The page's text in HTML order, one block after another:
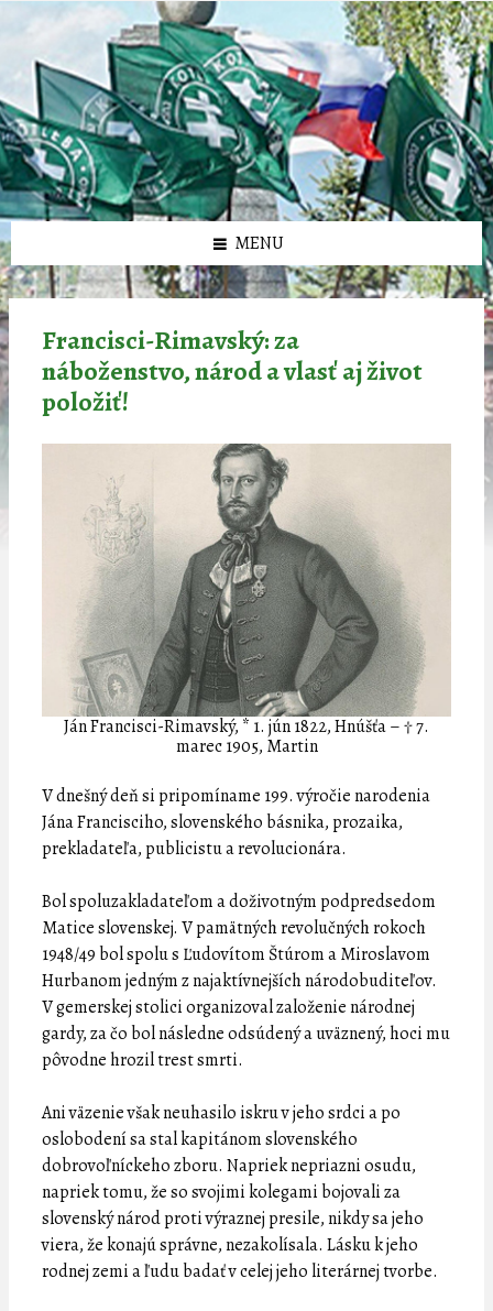
олимп казино
Preskočiť
Preskočiť
panel
Preskočiť
panel
Preskočiť
MENU
Francisci-Rimavský: za
náboženstvo, národ a vlasť aj život
položiť!
Ján Francisci-Rimavský, * 1. jún 1822, Hnúšťa – † 7.
marec 1905, Martin
V dnešný deň si pripomíname 199. výročie narodenia
Jána Francisciho, slovenského básnika, prozaika,
prekladateľa, publicistu a revolucionára.
Bol spoluzakladateľom a doživotným podpredsedom
Matice slovenskej. V pamätných revolučných rokoch
1948/49 bol spolu s Ľudovítom Štúrom a Miroslavom
Hurbanom jedným z najaktívnejších národobuditeľov.
V gemerskej stolici organizoval založenie národnej
gardy, za čo bol následne odsúdený a uväznený, hoci mu
pôvodne hrozil trest smrti.
Ani väzenie však neuhasilo iskru v jeho srdci a po
oslobodení sa stal kapitánom slovenského
dobrovoľníckeho zboru. Napriek nepriazni osudu,
napriek tomu, že so svojimi kolegami bojovali za
slovenský národ proti výraznej presile, nikdy sa jeho
viera, že konajú správne, nezakolísala. Lásku k jeho
rodnej zemi a ľudu badať v celej jeho literárnej tvorbe.